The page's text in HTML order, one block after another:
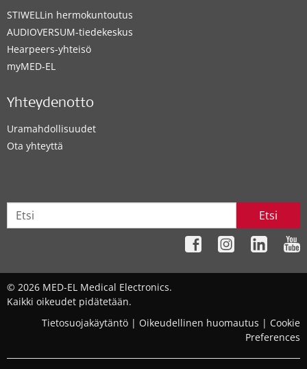
STIWELLin hermokuntoutus
AUDIOVERSUM-tiedekeskus
Hearpeers-yhteisö
myMED‑EL
Yhteydenotto
Uramahdollisuudet
Ota yhteyttä
Etsi
© 2026 MED-EL Medical Electronics.
Kaikki oikeudet pidätetään.
Tietosuojakäytäntö | Oikeudellinen huomautus | Cookie
Preferences